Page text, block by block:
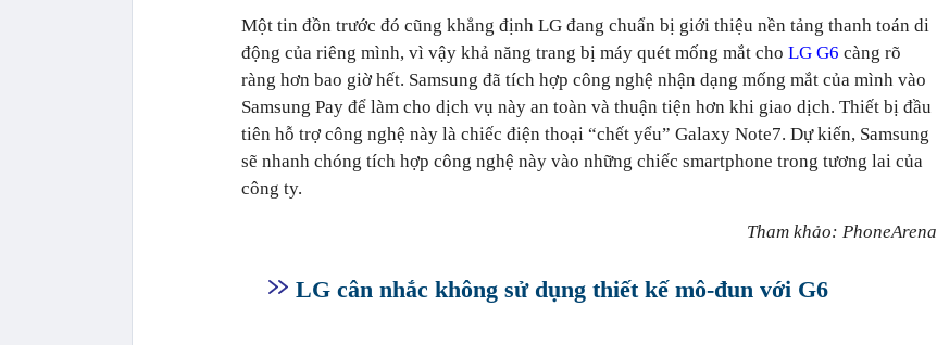
Một tin đồn trước đó cũng khẳng định LG đang chuẩn bị giới thiệu nền tảng thanh toán di
động của riêng mình, vì vậy khả năng trang bị máy quét mống mắt cho LG G6 càng rõ
ràng hơn bao giờ hết. Samsung đã tích hợp công nghệ nhận dạng mống mắt của mình vào
Samsung Pay để làm cho dịch vụ này an toàn và thuận tiện hơn khi giao dịch. Thiết bị đầu
tiên hỗ trợ công nghệ này là chiếc điện thoại “chết yểu” Galaxy Note7. Dự kiến, Samsung
sẽ nhanh chóng tích hợp công nghệ này vào những chiếc smartphone trong tương lai của
công ty.
Tham khảo: PhoneArena
LG cân nhắc không sử dụng thiết kế mô-đun với G6